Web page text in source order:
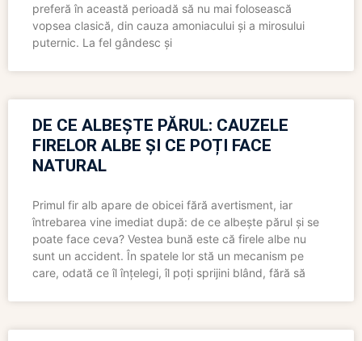
preferă în această perioadă să nu mai folosească
vopsea clasică, din cauza amoniacului și a mirosului
puternic. La fel gândesc și
DE CE ALBEȘTE PĂRUL: CAUZELE
FIRELOR ALBE ȘI CE POȚI FACE
NATURAL
Primul fir alb apare de obicei fără avertisment, iar
întrebarea vine imediat după: de ce albește părul și se
poate face ceva? Vestea bună este că firele albe nu
sunt un accident. În spatele lor stă un mecanism pe
care, odată ce îl înțelegi, îl poți sprijini blând, fără să